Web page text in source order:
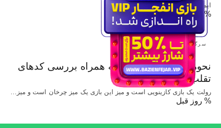
ایم و…
% روز قبل
سرگرمی
نحوه بازی رولت آنلاین به همراه بررسی کدهای
تقلب این بازی
رولت یک بازی کازینویی است و میز این بازی یک میز چرخان است و میز…
% روز قبل